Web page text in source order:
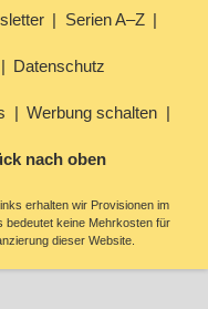
Serien A–Z
Datenschutz
Werbung schalten
nach oben
erhalten wir Provisionen im
bedeutet keine Mehrkosten für
dieser Website.